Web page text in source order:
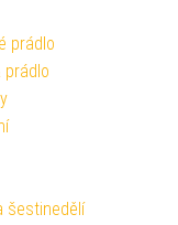
prádlo
prádlo
šestinedělí